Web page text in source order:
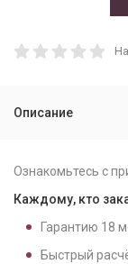
Описание
Ознакомьтесь с
Каждому, кто
Гарантию 18
Быстрый